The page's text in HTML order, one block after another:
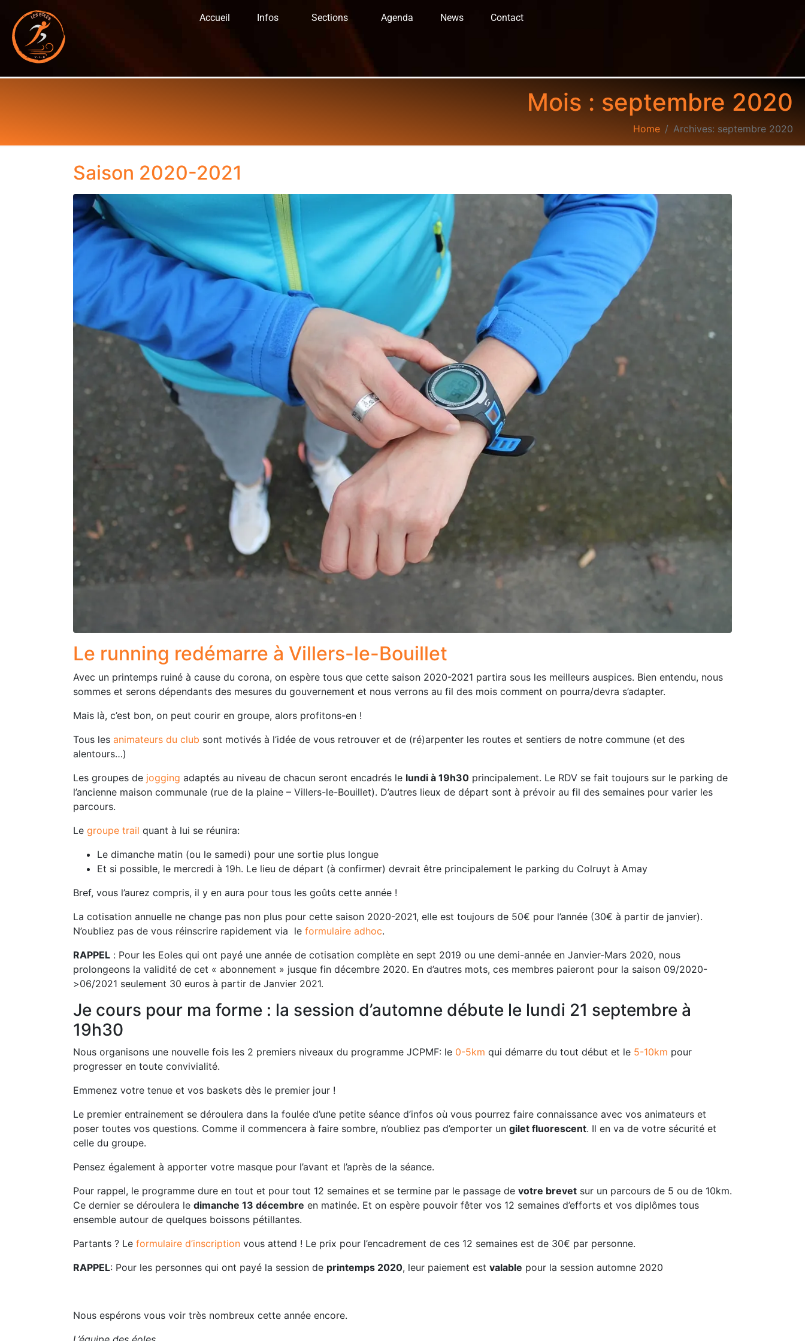
Accueil Infos Sections Agenda News Contact
Mois : septembre 2020
Home Archives: septembre 2020
Saison 2020-2021
Le running redémarre à Villers-le-Bouillet
Avec un printemps ruiné à cause du corona, on espère tous que cette saison 2020-2021 partira sous les meilleurs auspices. Bien entendu, nous
sommes et serons dépendants des mesures du gouvernement et nous verrons au fil des mois comment on pourra/devra s’adapter.
Mais là, c’est bon, on peut courir en groupe, alors profitons-en !
Tous les animateurs du club sont motivés à l’idée de vous retrouver et de (ré)arpenter les routes et sentiers de notre commune (et des
alentours…)
Les groupes de jogging adaptés au niveau de chacun seront encadrés le lundi à 19h30 principalement. Le RDV se fait toujours sur le parking de
l’ancienne maison communale (rue de la plaine – Villers-le-Bouillet). D’autres lieux de départ sont à prévoir au fil des semaines pour varier les
parcours.
Le groupe trail quant à lui se réunira:
Le dimanche matin (ou le samedi) pour une sortie plus longue
Et si possible, le mercredi à 19h. Le lieu de départ (à confirmer) devrait être principalement le parking du Colruyt à Amay
Bref, vous l’aurez compris, il y en aura pour tous les goûts cette année !
La cotisation annuelle ne change pas non plus pour cette saison 2020-2021, elle est toujours de 50€ pour l’année (30€ à partir de janvier).
N’oubliez pas de vous réinscrire rapidement via le formulaire adhoc.
RAPPEL : Pour les Eoles qui ont payé une année de cotisation complète en sept 2019 ou une demi-année en Janvier-Mars 2020, nous
prolongeons la validité de cet « abonnement » jusque fin décembre 2020. En d’autres mots, ces membres paieront pour la saison 09/2020-
>06/2021 seulement 30 euros à partir de Janvier 2021.
Je cours pour ma forme : la session d’automne débute le lundi 21 septembre à
19h30
Nous organisons une nouvelle fois les 2 premiers niveaux du programme JCPMF: le 0-5km qui démarre du tout début et le 5-10km pour
progresser en toute convivialité.
Emmenez votre tenue et vos baskets dès le premier jour !
Le premier entrainement se déroulera dans la foulée d’une petite séance d’infos où vous pourrez faire connaissance avec vos animateurs et
poser toutes vos questions. Comme il commencera à faire sombre, n’oubliez pas d’emporter un gilet fluorescent. Il en va de votre sécurité et
celle du groupe.
Pensez également à apporter votre masque pour l’avant et l’après de la séance.
Pour rappel, le programme dure en tout et pour tout 12 semaines et se termine par le passage de votre brevet sur un parcours de 5 ou de 10km.
Ce dernier se déroulera le dimanche 13 décembre en matinée. Et on espère pouvoir fêter vos 12 semaines d’efforts et vos diplômes tous
ensemble autour de quelques boissons pétillantes.
Partants ? Le formulaire d’inscription vous attend ! Le prix pour l’encadrement de ces 12 semaines est de 30€ par personne.
RAPPEL: Pour les personnes qui ont payé la session de printemps 2020, leur paiement est valable pour la session automne 2020
Nous espérons vous voir très nombreux cette année encore.